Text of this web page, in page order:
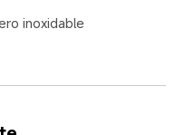
inoxidable